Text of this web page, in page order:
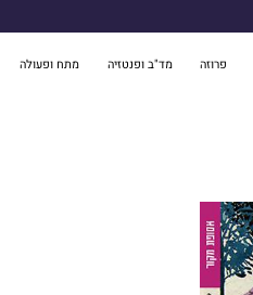
פרוזה מד"ב ופנטזיה מתח ופעולה